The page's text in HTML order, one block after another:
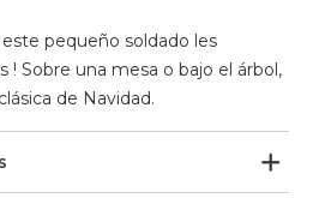
este pequeño soldado les
! Sobre una mesa o bajo el árbol,
de Navidad.